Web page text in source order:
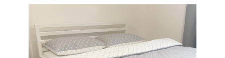
hvězdiček.